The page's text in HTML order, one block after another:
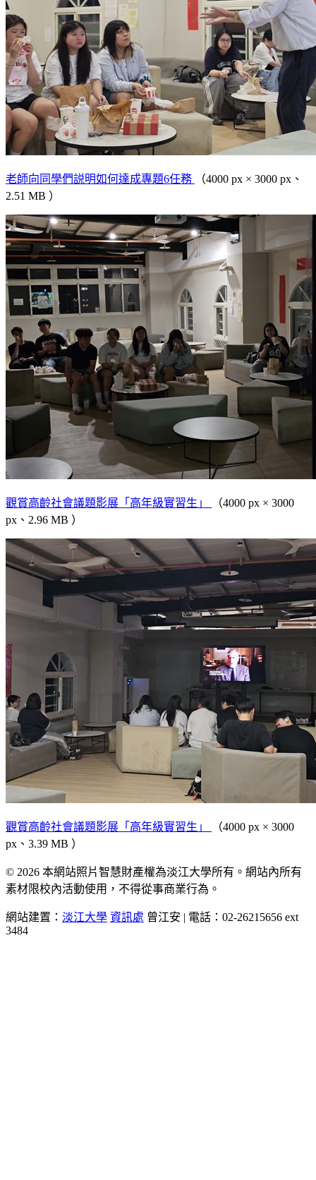
老師向同學們説明如何達成專題6任務
（4000 px × 3000 px、
2.51 MB ）
觀賞高齡社會議題影展「高年級實習生」
（4000 px × 3000
px、2.96 MB ）
觀賞高齡社會議題影展「高年級實習生」
（4000 px × 3000
px、3.39 MB ）
© 2026 本網站照片智慧財產權為淡江大學所有。網站內所有
素材限校內活動使用，不得從事商業行為。
網站建置： 淡江大學 資訊處 曾江安 | 電話：02-26215656 ext
3484